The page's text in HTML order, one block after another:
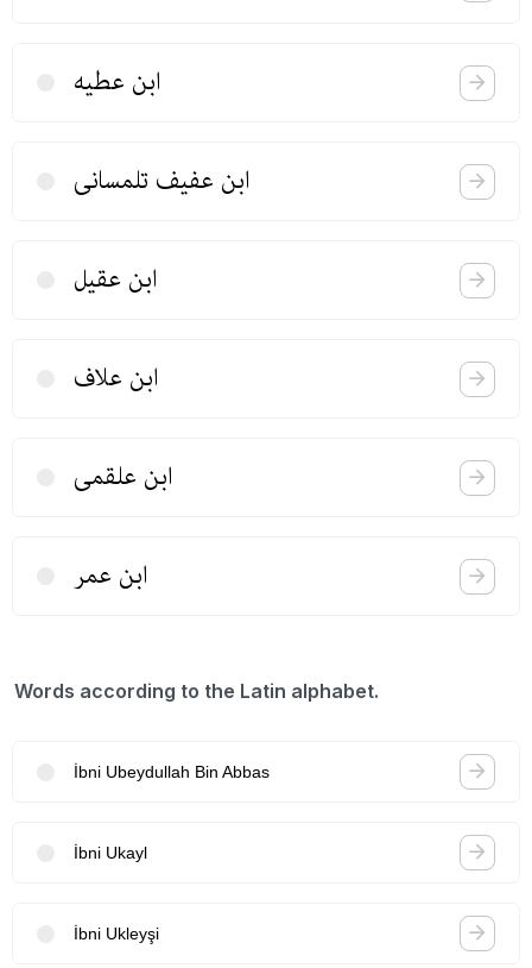
ابن عطیه
ابن عفیف تلمسانی
ابن عقیل
ابن علاف
ابن علقمی
ابن عمر
Words according to the Latin alphabet.
İbni Ubeydullah Bin Abbas
İbni Ukayl
İbni Ukleyşi